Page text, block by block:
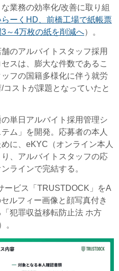
業務の効率化/改善に取り組
ーくHD、前橋工場で紙帳票
～4万枚の紙を削減へ）。
のアルバイトスタッフ採用
スは、膨大な件数であるこ
フの国籍多様化に伴う就労
ストが課題となっていたと
単日アルバイト採用管理シ
ム」を開発。応募者の本人
に、eKYC（オンライン本人
、アルバイトスタッフの応
ラインで完結する。
ビス「TRUSTDOCK」をA
ルフィー画像と顔写真付き
犯罪収益移転防止法 ホ方
。